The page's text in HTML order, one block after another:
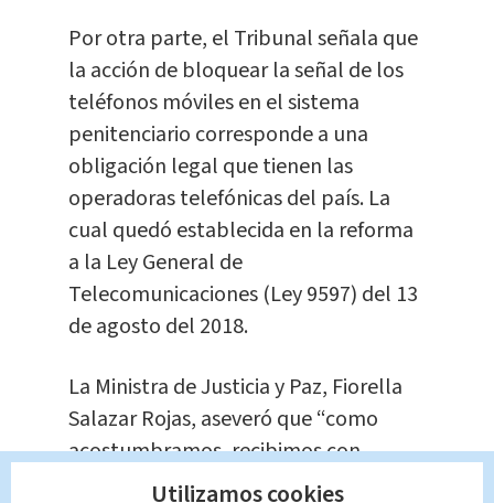
Por otra parte, el Tribunal señala que
la acción de bloquear la señal de los
teléfonos móviles en el sistema
penitenciario corresponde a una
obligación legal que tienen las
operadoras telefónicas del país. La
cual quedó establecida en la reforma
a la Ley General de
Telecomunicaciones (Ley 9597) del 13
de agosto del 2018.
La Ministra de Justicia y Paz, Fiorella
Salazar Rojas, aseveró que “como
acostumbramos, recibimos con
respeto estas resoluciones de la Sala
Utilizamos cookies